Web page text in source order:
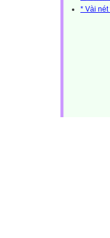
* Vài nét